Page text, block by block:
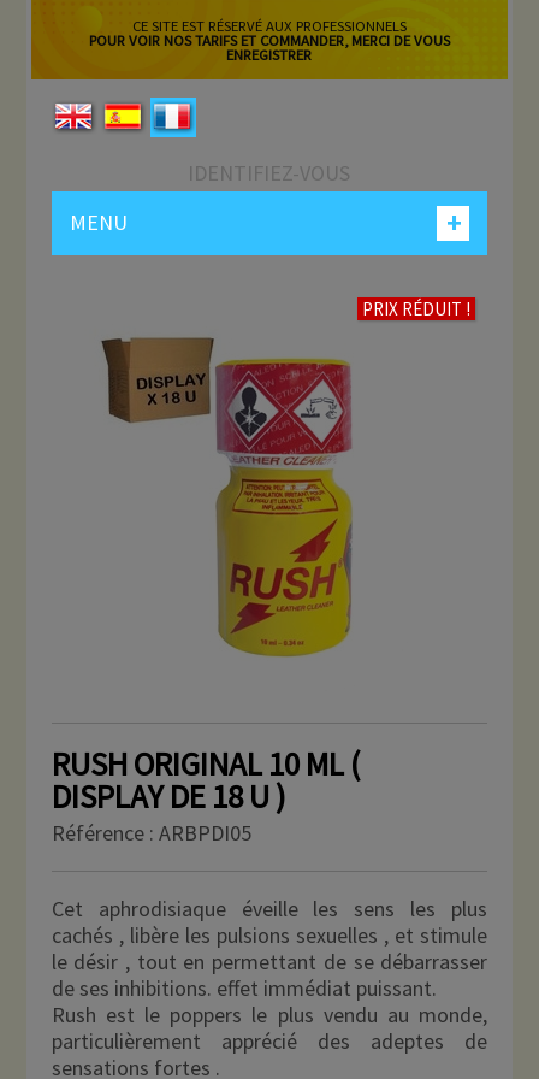
CE SITE EST RÉSERVÉ AUX PROFESSIONNELS
POUR VOIR NOS TARIFS ET COMMANDER, MERCI DE VOUS
ENREGISTRER
IDENTIFIEZ-VOUS
+
MENU
PRIX RÉDUIT !
RUSH ORIGINAL 10 ML (
DISPLAY DE 18 U )
Référence : ARBPDI05
Cet aphrodisiaque éveille les sens les plus
cachés , libère les pulsions sexuelles , et stimule
le désir , tout en permettant de se débarrasser
de ses inhibitions. effet immédiat puissant.
Rush est le poppers le plus vendu au monde,
particulièrement apprécié des adeptes de
sensations fortes .